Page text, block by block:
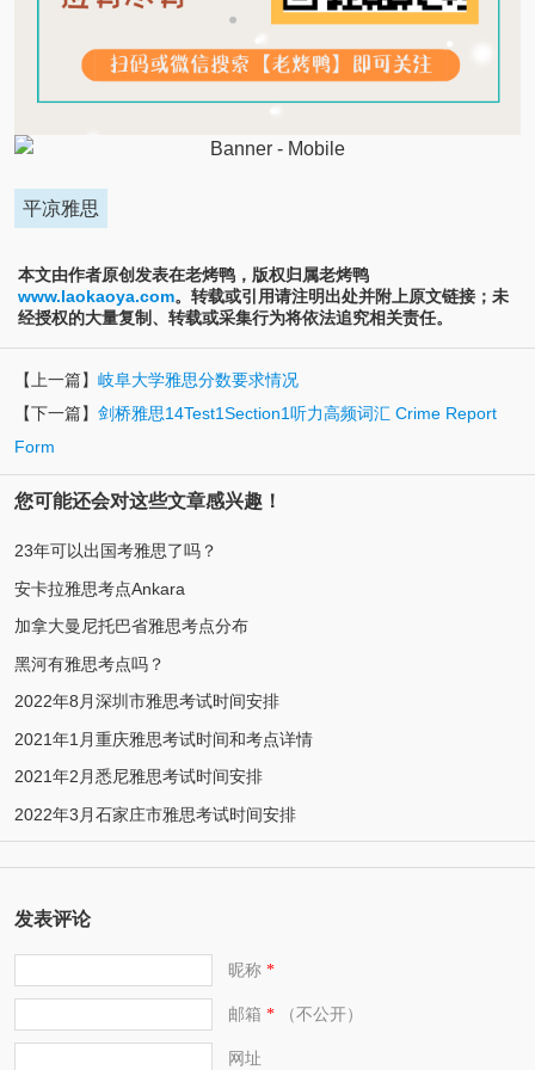
平凉雅思
本文由作者原创发表在老烤鸭，版权归属老烤鸭
www.laokaoya.com。转载或引用请注明出处并附上原文链接；未
经授权的大量复制、转载或采集行为将依法追究相关责任。
【上一篇】 岐阜大学雅思分数要求情况
【下一篇】 剑桥雅思14Test1Section1听力高频词汇 Crime Report
Form
您可能还会对这些文章感兴趣！
23年可以出国考雅思了吗？
安卡拉雅思考点Ankara
加拿大曼尼托巴省雅思考点分布
黑河有雅思考点吗？
2022年8月深圳市雅思考试时间安排
2021年1月重庆雅思考试时间和考点详情
2021年2月悉尼雅思考试时间安排
2022年3月石家庄市雅思考试时间安排
发表评论
昵称*
邮箱 *（不公开）
网址